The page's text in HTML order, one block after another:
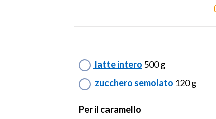
latte intero 500 g
zucchero semolato 120 g
Per il caramello